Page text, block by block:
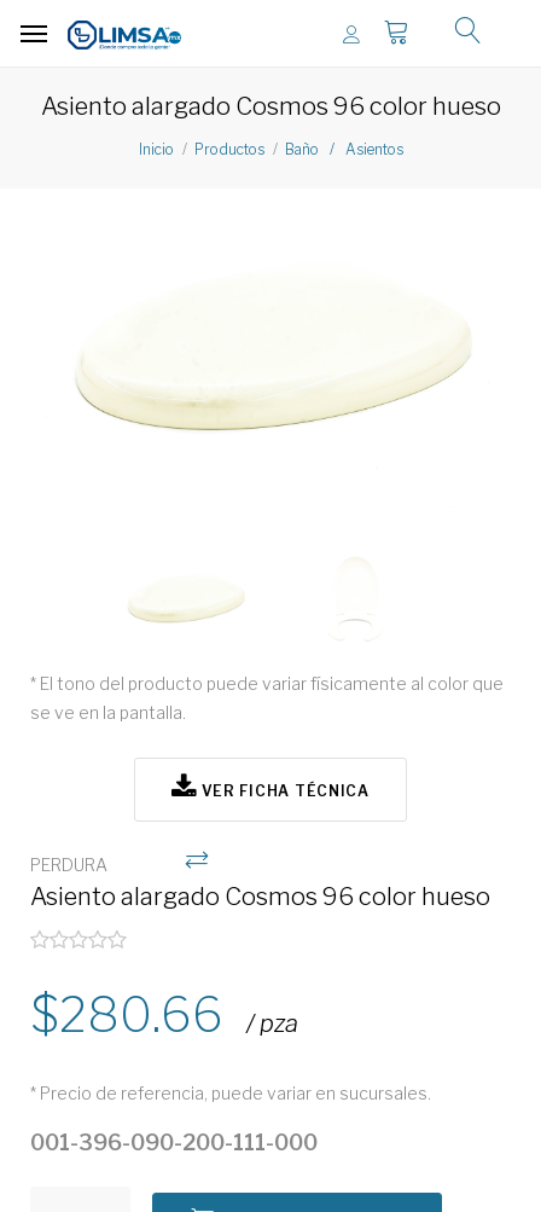
Asiento alargado Cosmos 96 color hueso
Inicio Productos Baño / Asientos
* El tono del producto puede variar físicamente al color que
se ve en la pantalla.
VER FICHA TÉCNICA
PERDURA
Asiento alargado Cosmos 96 color hueso
280.66 / pza
* Precio de referencia, puede variar en sucursales.
001-396-090-200-111-000